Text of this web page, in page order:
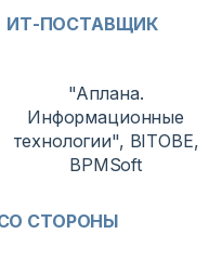
ИТ-ПОСТАВЩИК
"Аплана.
Информационные
технологии", BITOBE,
BPMSoft
СТОРОНЫ